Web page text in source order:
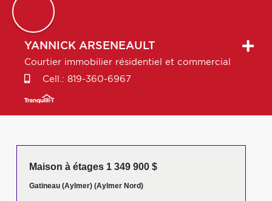
YANNICK ARSENEAULT
Courtier immobilier résidentiel et commercial
Cell.: 819-360-6967
Maison à étages 1 349 900 $
Gatineau (Aylmer) (Aylmer Nord)